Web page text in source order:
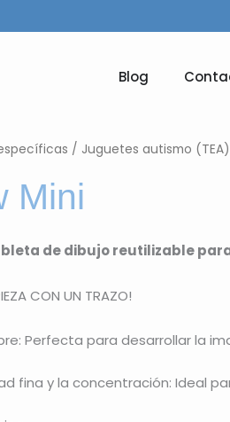
Blog
/ Juguetes autismo (TEA)
Mini
de dibujo reutilizable
CON UN TRAZO!
Perfecta para desarrollar la
fina y la concentración: Ideal